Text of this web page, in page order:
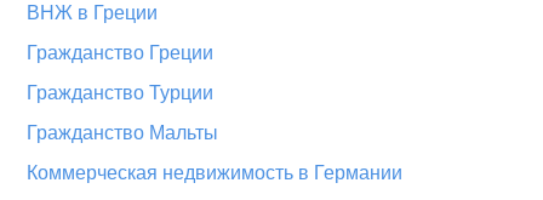
ВНЖ в Греции
Гражданство Греции
Гражданство Турции
Гражданство Мальты
Коммерческая недвижимость в Германии